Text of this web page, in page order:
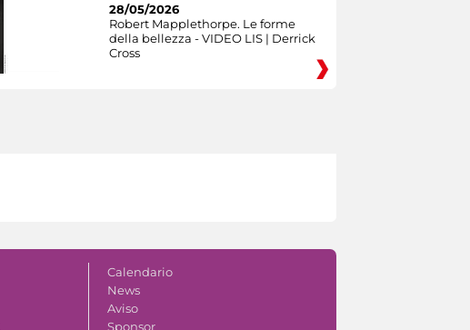
28/05/2026
Robert Mapplethorpe. Le forme
della bellezza - VIDEO LIS | Derrick
Cross
Calendario
News
Aviso
Sponsor